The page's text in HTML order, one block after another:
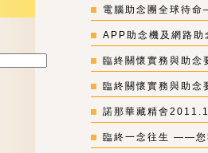
電腦助念團全球待
APP助念機及網路
臨終關懷實務與助
臨終關懷實務與助
諾那華藏精舍
臨終一念往生 ――